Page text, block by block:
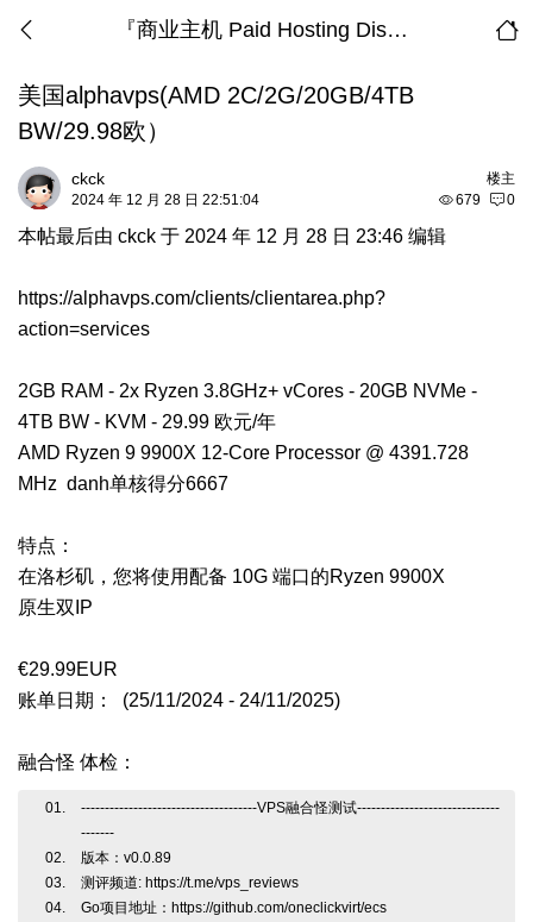
『商业主机 Paid Hosting Discussion』
美国alphavps(AMD 2C/2G/20GB/4TB
BW/29.98欧）
楼主
ckck
679 0
2024 年 12 月 28 日 22:51:04
本帖最后由 ckck 于 2024 年 12 月 28 日 23:46 编辑
https://alphavps.com/clients/clientarea.php?
action=services
2GB RAM - 2x Ryzen 3.8GHz+ vCores - 20GB NVMe -
4TB BW - KVM - 29.99 欧元/年
AMD Ryzen 9 9900X 12-Core Processor @ 4391.728
MHz danh单核得分6667
特点：
在洛杉矶，您将使用配备 10G 端口的Ryzen 9900X
原生双IP
€29.99EUR
账单日期： (25/11/2024 - 24/11/2025)
融合怪 体检：
-------------------------------------VPS融合怪测试------------------------------
-------
版本：v0.0.89
测评频道: https://t.me/vps_reviews
Go项目地址：https://github.com/oneclickvirt/ecs